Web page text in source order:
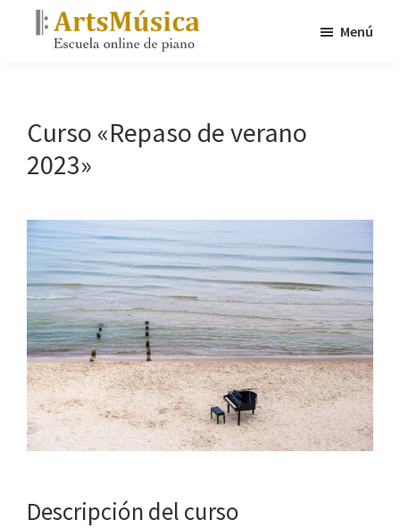
Saltar
de
piano
Menú
Curso «Repaso de verano
2023»
Descripción del curso